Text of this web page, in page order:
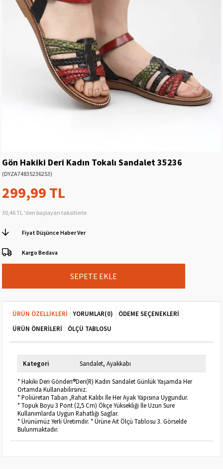
Gön Hakiki Deri Kadın Tokalı Sandalet 35236
(DYZA74835236253)
299,99 TL
30,46 TL 'den başlayan taksitlerle
Fiyat Düşünce Haber Ver
Kargo Bedava
ÜRÜN ÖZELLIKLERI YORUMLAR(0)
ÖDEME SEÇENEKLERI
ÜRÜN ÖNERILERI
ÖLÇÜ TABLOSU
Kategori Sandalet Ayakkabı
* Hakiki Deri Gönderi®Deri(R) Kadın Sandalet Günlük Yaşamda Her
Ortamda Kullanabilirsiniz.
* Poliüretan Taban ,Rahat Kalıbı İle Her Ayak Yapısına Uygundur.
* Topuk Boyu 3 Pont (2,5 Cm) Ökçe Yüksekliği İle Uzun Sure
Kullanımlarda Uygun Rahatlığı Saglar.
* Ürünümüz Yerli Üretimdir. * Ürüne Ait Ölçü Tablosu 3. Görselde
Bulunmaktadır.